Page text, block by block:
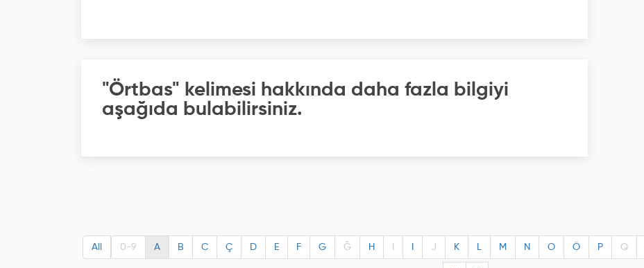
"Örtbas" kelimesi hakkında daha fazla bilgiyi
aşağıda bulabilirsiniz.
All 0-9 A B C Ç D E F G Ğ H J K L M N O Ö P Q